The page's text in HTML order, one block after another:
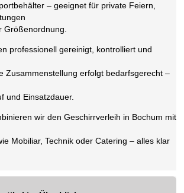
– geeignet für private Feiern,
Größenordnung.
professionell gereinigt, kontrolliert und
Zusammenstellung erfolgt bedarfsgerecht –
und Einsatzdauer.
wir den Geschirrverleih in Bochum mit
Mobiliar, Technik oder Catering – alles klar